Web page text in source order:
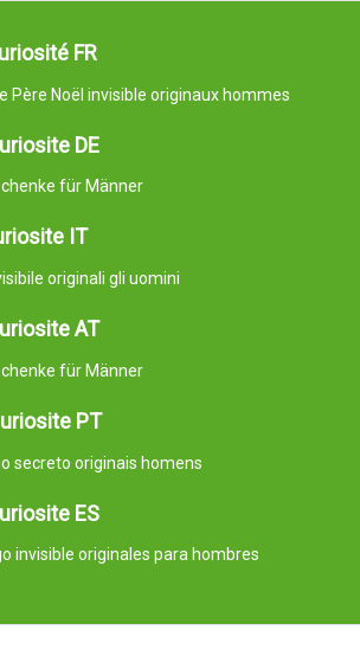
FR
Père Noël invisible originaux hommes
DE
für Männer
IT
originali gli uomini
AT
für Männer
PT
secreto originais homens
ES
invisible originales para hombres